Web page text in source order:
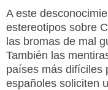
A este
estereotipos sobre
las bromas de mal
También las
países más difíciles
españoles soliciten